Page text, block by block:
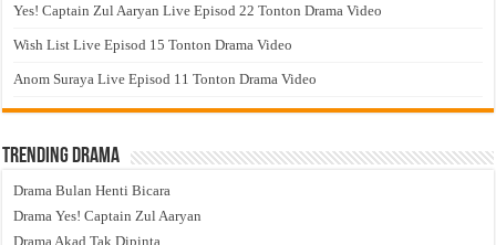
Yes! Captain Zul Aaryan Live Episod 22 Tonton Drama Video
Wish List Live Episod 15 Tonton Drama Video
Anom Suraya Live Episod 11 Tonton Drama Video
Trending Drama
Drama Bulan Henti Bicara
Drama Yes! Captain Zul Aaryan
Drama Akad Tak Dipinta